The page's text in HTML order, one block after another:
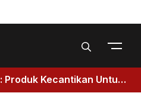
Produk Kecantikan Untuk